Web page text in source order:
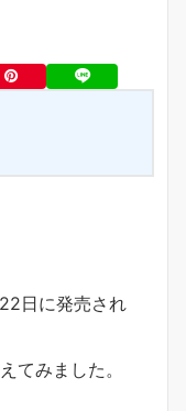
日に発売され
てみました。